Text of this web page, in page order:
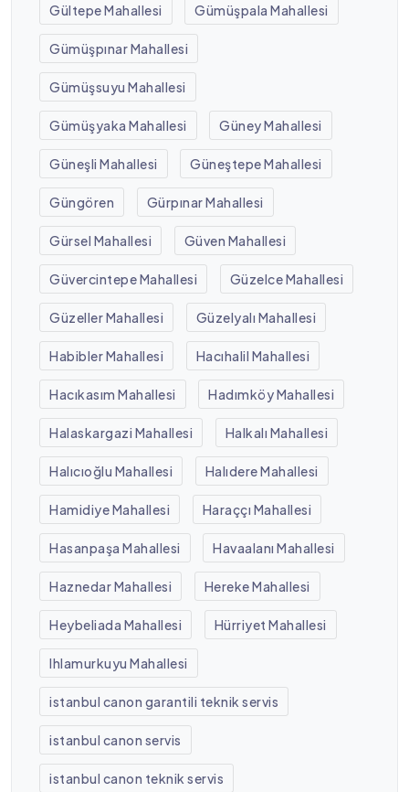
Gültepe Mahallesi Gümüşpala Mahallesi
Gümüşpınar Mahallesi
Gümüşsuyu Mahallesi
Gümüşyaka Mahallesi Güney Mahallesi
Güneşli Mahallesi Güneştepe Mahallesi
Güngören Gürpınar Mahallesi
Gürsel Mahallesi Güven Mahallesi
Güvercintepe Mahallesi Güzelce Mahallesi
Güzeller Mahallesi Güzelyalı Mahallesi
Habibler Mahallesi Hacıhalil Mahallesi
Hacıkasım Mahallesi Hadımköy Mahallesi
Halaskargazi Mahallesi Halkalı Mahallesi
Halıcıoğlu Mahallesi Halıdere Mahallesi
Hamidiye Mahallesi Haraççı Mahallesi
Hasanpaşa Mahallesi Havaalanı Mahallesi
Haznedar Mahallesi Hereke Mahallesi
Heybeliada Mahallesi Hürriyet Mahallesi
Ihlamurkuyu Mahallesi
istanbul canon garantili teknik servis
istanbul canon servis
istanbul canon teknik servis